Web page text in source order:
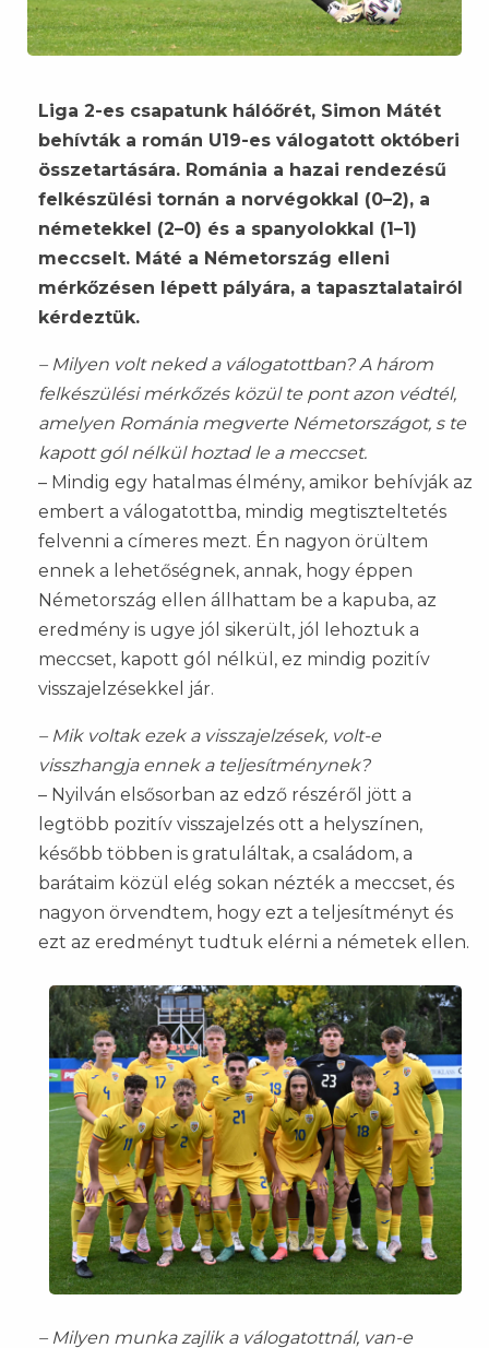
Liga 2-es csapatunk hálóőrét, Simon Mátét
behívták a román U19-es válogatott októberi
összetartására. Románia a hazai rendezésű
felkészülési tornán a norvégokkal (0–2), a
németekkel (2–0) és a spanyolokkal (1–1)
meccselt. Máté a Németország elleni
mérkőzésen lépett pályára, a tapasztalatairól
kérdeztük.
– Milyen volt neked a válogatottban? A három
felkészülési mérkőzés közül te pont azon védtél,
amelyen Románia megverte Németországot, s te
kapott gól nélkül hoztad le a meccset.
– Mindig egy hatalmas élmény, amikor behívják az
embert a válogatottba, mindig megtiszteltetés
felvenni a címeres mezt. Én nagyon örültem
ennek a lehetőségnek, annak, hogy éppen
Németország ellen állhattam be a kapuba, az
eredmény is ugye jól sikerült, jól lehoztuk a
meccset, kapott gól nélkül, ez mindig pozitív
visszajelzésekkel jár.
– Mik voltak ezek a visszajelzések, volt-e
visszhangja ennek a teljesítménynek?
– Nyilván elsősorban az edző részéről jött a
legtöbb pozitív visszajelzés ott a helyszínen,
később többen is gratuláltak, a családom, a
barátaim közül elég sokan nézték a meccset, és
nagyon örvendtem, hogy ezt a teljesítményt és
ezt az eredményt tudtuk elérni a németek ellen.
– Milyen munka zajlik a válogatottnál, van-e